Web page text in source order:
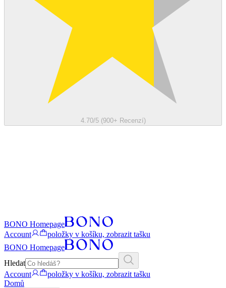
4.70/5 (900+ Recenzí)
BONO Homepage
Account
položky v košíku, zobrazit tašku
BONO Homepage
Hledat
Account
položky v košíku, zobrazit tašku
Domů